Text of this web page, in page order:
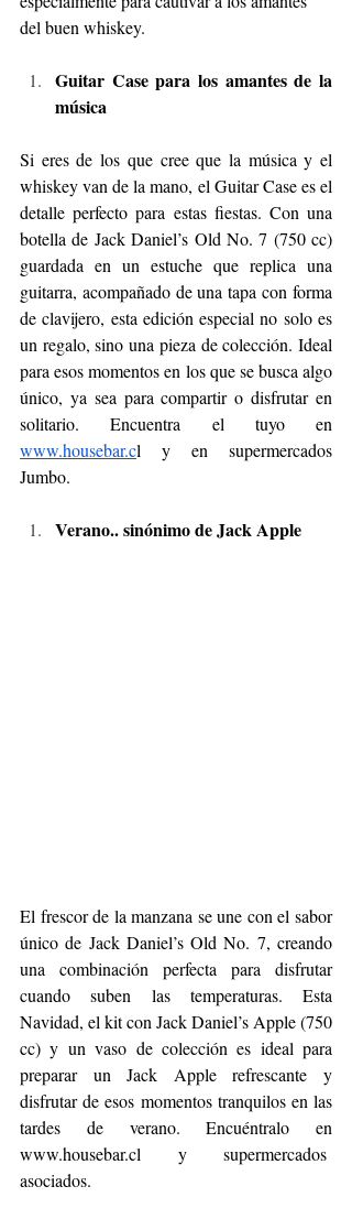
del buen whiskey.
Guitar Case para los amantes de la
música
Si eres de los que cree que la música y el
whiskey van de la mano, el Guitar Case es el
detalle perfecto para estas fiestas. Con una
botella de Jack Daniel’s Old No. 7 (750 cc)
guardada en un estuche que replica una
guitarra, acompañado de una tapa con forma
de clavijero, esta edición especial no solo es
un regalo, sino una pieza de colección. Ideal
para esos momentos en los que se busca algo
único, ya sea para compartir o disfrutar en
www.housebar.cl y en supermercados
Jumbo.
Verano.. sinónimo de Jack Apple
El frescor de la manzana se une con el sabor
único de Jack Daniel’s Old No. 7, creando
una combinación perfecta para disfrutar
cuando suben las temperaturas. Esta
Navidad, el kit con Jack Daniel’s Apple (750
cc) y un vaso de colección es ideal para
preparar un Jack Apple refrescante y
disfrutar de esos momentos tranquilos en las
www.housebar.cl y supermercados
asociados.